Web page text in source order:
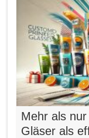
Mehr als
Gläser als